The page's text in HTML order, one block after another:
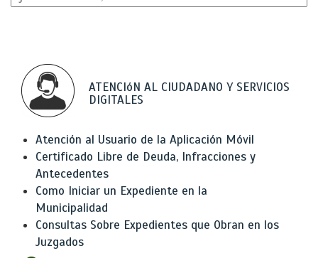
ATENCIóN AL CIUDADANO Y SERVICIOS
DIGITALES
Atención al Usuario de la Aplicación Móvil
Certificado Libre de Deuda, Infracciones y
Antecedentes
Como Iniciar un Expediente en la
Municipalidad
Consultas Sobre Expedientes que Obran en los
Juzgados